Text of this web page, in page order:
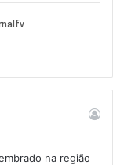
na região